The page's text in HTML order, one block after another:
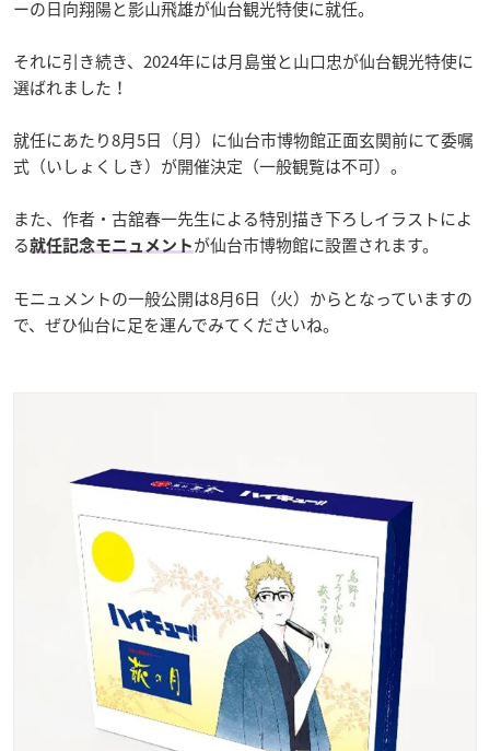
ーの日向翔陽と影山飛雄が仙台観光特使に就任。
それに引き続き、2024年には月島蛍と山口忠が仙台観光特使に
選ばれました！
就任にあたり8月5日（月）に仙台市博物館正面玄関前にて委嘱
式（いしょくしき）が開催決定（一般観覧は不可）。
また、作者・古舘春一先生による特別描き下ろしイラストによ
る就任記念モニュメント が仙台市博物館に設置されます。
モニュメントの一般公開は8月6日（火）からとなっていますの
で、ぜひ仙台に足を運んでみてくださいね。